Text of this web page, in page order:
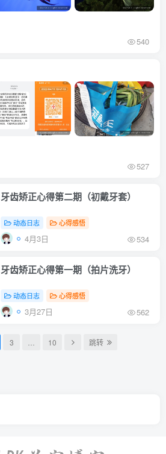
540
527
牙齿矫正心得第二期（初戴牙套）
动态日志 心得感悟
4月3日 534
牙齿矫正心得第一期（拍片洗牙）
动态日志 心得感悟
3月27日 562
3 10 跳转